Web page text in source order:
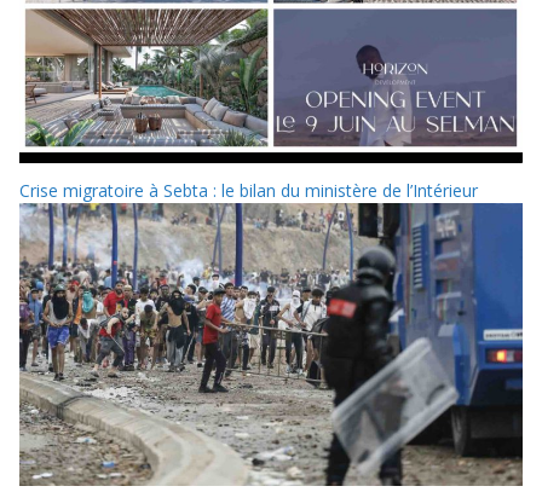
Crise migratoire à Sebta : le bilan du ministère de l’Intérieur